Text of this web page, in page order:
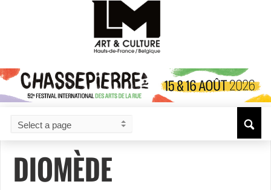
DIOMÈDE